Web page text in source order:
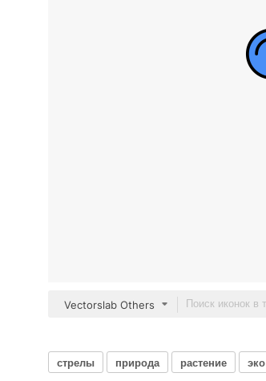
Vectorslab Others
стрелы природа растение эко